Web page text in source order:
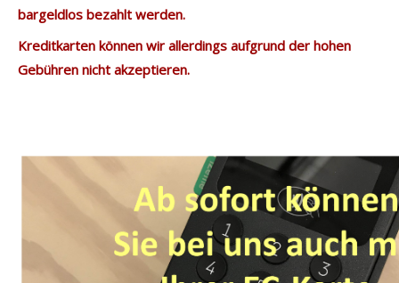
bargeldlos bezahlt werden.
Kreditkarten können wir allerdings aufgrund der hohen
Gebühren nicht akzeptieren.